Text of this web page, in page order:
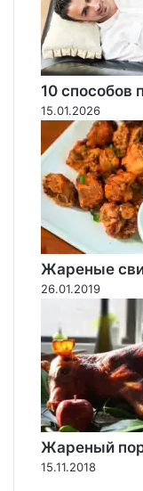
з
и
п
р
о
д
а
т
б
б
ы
в
к
с
т
ю
м
е
Ч
е
л
10 способов
15.01.2026
Жареные
26.01.2019
Жареный
15.11.2018